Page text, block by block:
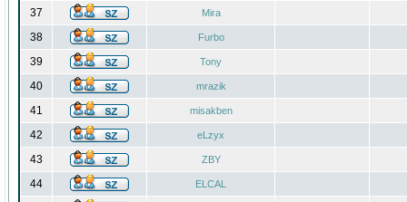
37 Mira
38 Furbo
39 Tony
40 mrazik
41 misakben
42 eLzyx
43 ZBY
44 ELCAL